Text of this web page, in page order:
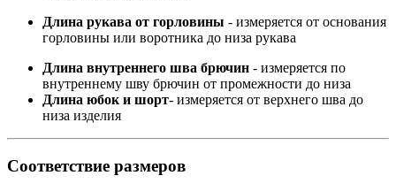
Длина рукава от горловины - измеряется от основания
горловины или воротника до низа рукава
Длина внутреннего шва брючин - измеряется по
внутреннему шву брючин от промежности до низа
Длина юбок и шорт- измеряется от верхнего шва до
низа изделия
Соответствие размеров